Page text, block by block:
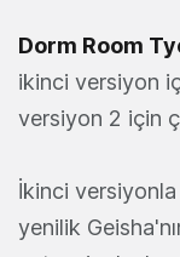
Dorm Room
ikinci versiyon
versiyon 2 için
İkinci
yenilik